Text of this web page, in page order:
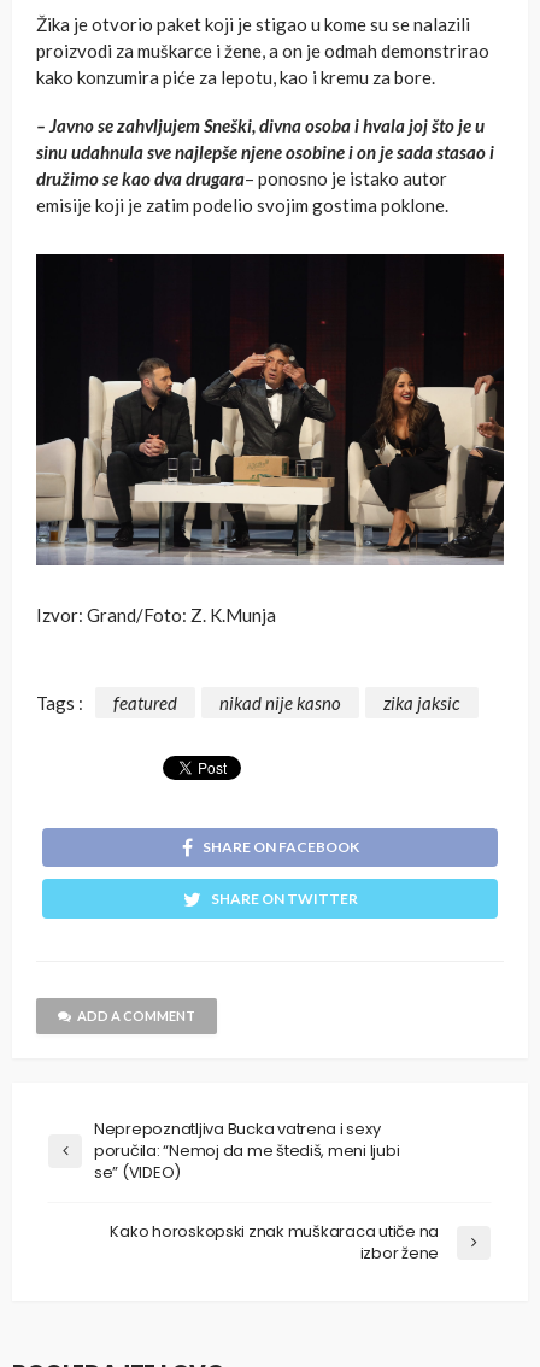
Žika je otvorio paket koji je stigao u kome su se nalazili
proizvodi za muškarce i žene, a on je odmah demonstrirao
kako konzumira piće za lepotu, kao i kremu za bore.
– Javno se zahvljujem Sneški, divna osoba i hvala joj što je u
sinu udahnula sve najlepše njene osobine i on je sada stasao i
družimo se kao dva drugara– ponosno je istako autor
emisije koji je zatim podelio svojim gostima poklone.
Izvor: Grand/Foto: Z. K.Munja
Tags : featured nikad nije kasno zika jaksic
SHARE ON FACEBOOK
SHARE ON TWITTER
ADD A COMMENT
Neprepoznatljiva Bucka vatrena i sexy
poručila: “Nemoj da me štediš, meni ljubi
se” (VIDEO)
Kako horoskopski znak muškaraca utiče na
izbor žene